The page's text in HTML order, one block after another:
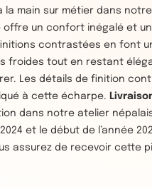
la main sur métier dans
offre un confort inégalé et
contrastées en font
froides tout en restant
Les détails de finition
à cette écharpe.
dans notre atelier
2024 et le début de l’année
assurez de recevoir cette